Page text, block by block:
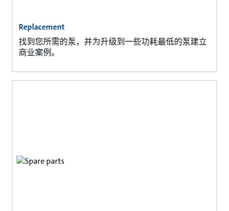
Replacement
找到您所需的泵，并为升级到一些功耗最低的泵建立
商业案例。